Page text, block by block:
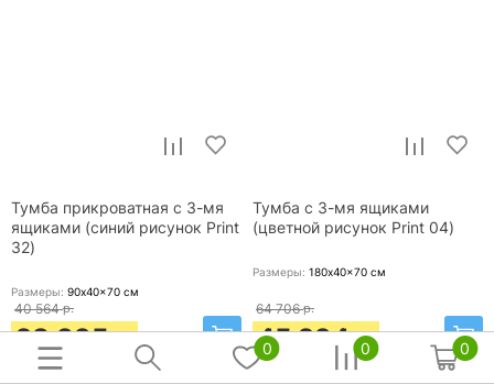
Тумба прикроватная с 3-мя
ящиками (синий рисунок Print
32)
Размеры: 90x40x70 см
40 564 р.
28 395 р.
Тумба с 3-мя ящиками
(цветной рисунок Print 04)
Размеры: 180x40x70 см
64 706 р.
45 294 р.
0 0 0